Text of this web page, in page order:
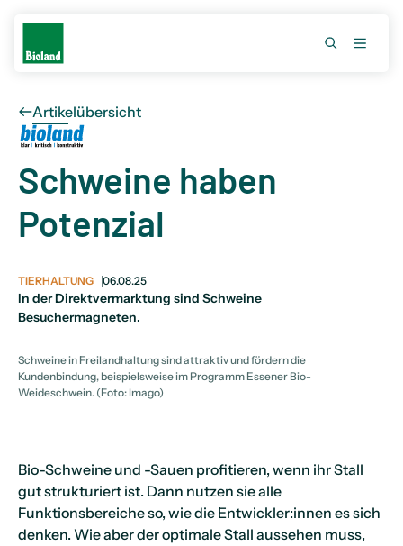
Artikelübersicht
Schweine haben
Potenzial
TIERHALTUNG 06.08.25
In der Direktvermarktung sind Schweine
Besuchermagneten.
Schweine in Freilandhaltung sind attraktiv und fördern die
Kundenbindung, beispielsweise im Programm Essener Bio-
Weideschwein. (Foto: Imago)
Bio-Schweine und -Sauen profitieren, wenn ihr Stall
gut strukturiert ist. Dann nutzen sie alle
Funktionsbereiche so, wie die Entwickler:innen es sich
denken. Wie aber der optimale Stall aussehen muss,